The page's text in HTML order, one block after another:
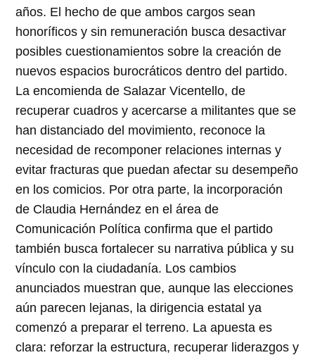
años. El hecho de que ambos cargos sean
honoríficos y sin remuneración busca desactivar
posibles cuestionamientos sobre la creación de
nuevos espacios burocráticos dentro del partido.
La encomienda de Salazar Vicentello, de
recuperar cuadros y acercarse a militantes que se
han distanciado del movimiento, reconoce la
necesidad de recomponer relaciones internas y
evitar fracturas que puedan afectar su desempeño
en los comicios. Por otra parte, la incorporación
de Claudia Hernández en el área de
Comunicación Política confirma que el partido
también busca fortalecer su narrativa pública y su
vínculo con la ciudadanía. Los cambios
anunciados muestran que, aunque las elecciones
aún parecen lejanas, la dirigencia estatal ya
comenzó a preparar el terreno. La apuesta es
clara: reforzar la estructura, recuperar liderazgos y